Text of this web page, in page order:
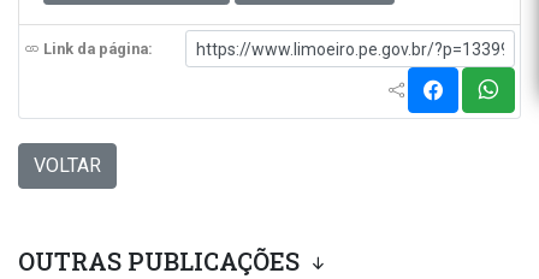
Link da página:
VOLTAR
OUTRAS PUBLICAÇÕES